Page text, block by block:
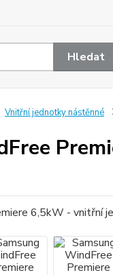
Hledat
Vnitřní jednotky nástěnné